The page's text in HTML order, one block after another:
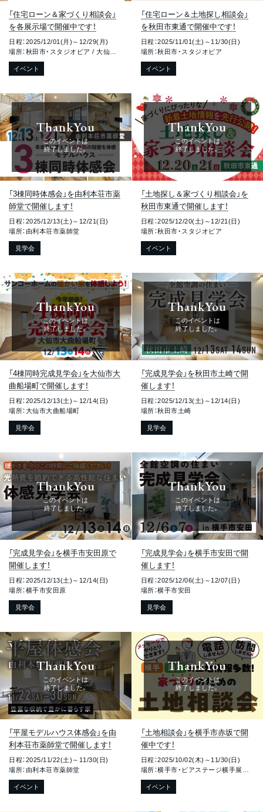
「住宅ローン＆家づくり相談会」
を各展示場で開催中です！
日程：2025/12/01(月)～12/29(月)
イベント
「住宅ローン＆土地探し相談会」
を秋田市東通で開催中です！
日程：2025/11/01(土)～11/30(日)
場所：秋田市・スタジオピア
イベント
ThankYou
このイベントは
終了しました。
「3棟同時体感会」を由利本荘市薬
師堂で開催します！
日程：2025/12/13(土)～12/21(日)
場所：由利本荘市薬師堂
見学会
ThankYou
このイベントは
終了しました。
「土地探し＆家づくり相談会」を
秋田市東通で開催します！
日程：2025/12/20(土)～12/21(日)
場所：秋田市・スタジオピア
イベント
ThankYou
このイベントは
終了しました。
「4棟同時完成見学会」を大仙市大
曲船場町で開催します！
日程：2025/12/13(土)～12/14(日)
場所：大仙市大曲船場町
見学会
ThankYou
このイベントは
終了しました。
「完成見学会」を秋田市土崎で開
催します！
日程：2025/12/13(土)～12/14(日)
場所：秋田市土崎
見学会
ThankYou
このイベントは
終了しました。
「完成見学会」を横手市安田原で
開催します！
日程：2025/12/13(土)～12/14(日)
場所：横手市安田原
見学会
ThankYou
このイベントは
終了しました。
「完成見学会」を横手市安田で開
催します！
日程：2025/12/06(土)～12/07(日)
場所：横手市安田
見学会
ThankYou
このイベントは
終了しました。
「平屋モデルハウス体感会」を由
利本荘市薬師堂で開催します！
日程：2025/11/22(土)～11/30(日)
場所：由利本荘市薬師堂
イベント
ThankYou
このイベントは
終了しました。
「土地相談会」を横手市赤坂で開
催中です！
日程：2025/10/02(木)～11/30(日)
イベント